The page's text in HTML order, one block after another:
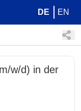
DE EN
w/d) in der